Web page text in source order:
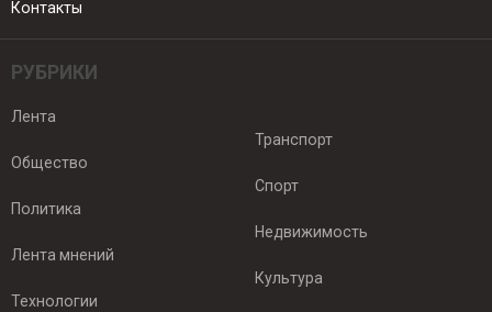
Контакты
РУБРИКИ
Лента
Общество
Политика
Лента мнений
Технологии
Транспорт
Спорт
Недвижимость
Культура